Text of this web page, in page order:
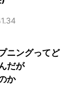
ニングってど
だが
か